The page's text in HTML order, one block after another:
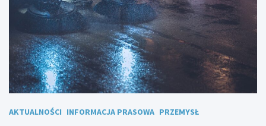
AKTUALNOŚCI INFORMACJA PRASOWA PRZEMYSŁ